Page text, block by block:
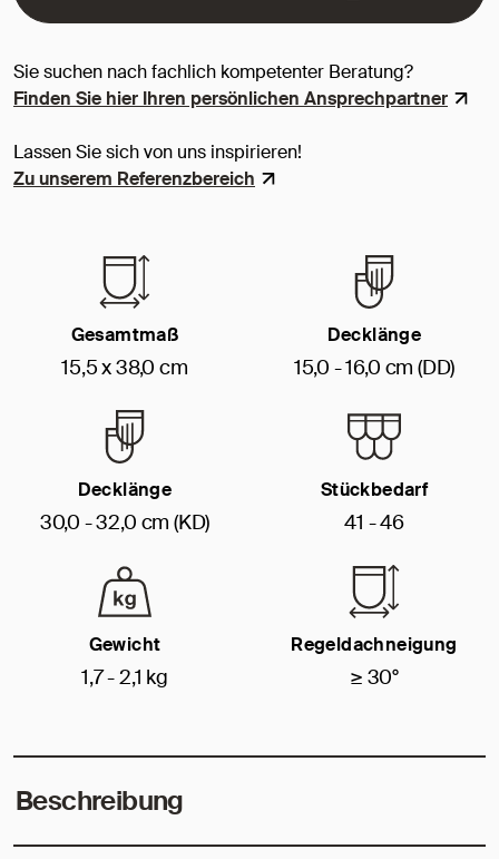
Sie suchen nach fachlich kompetenter Beratung?
Finden Sie hier Ihren persönlichen Ansprechpartner
Lassen Sie sich von uns inspirieren!
Zu unserem Referenzbereich
Gesamtmaß
15,5 x 38,0 cm
Decklänge
15,0 - 16,0 cm (DD)
Decklänge
30,0 - 32,0 cm (KD)
Stückbedarf
41 - 46
Gewicht
1,7 - 2,1 kg
Regeldachneigung
≥ 30°
Beschreibung